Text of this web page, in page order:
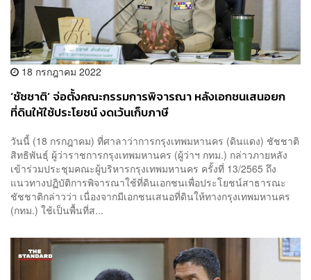
18 กรกฎาคม 2022
‘ชัชชาติ’ จ่อตั้งคณะกรรมการพิจารณา หลังเอกชนเสนอยก
ที่ดินให้ใช้ประโยชน์ งดเว้นเก็บภาษี
วันนี้ (18 กรกฎาคม) ที่ศาลาว่าการกรุงเทพมหานคร (ดินแดง) ชัชชาติ
สิทธิพันธุ์ ผู้ว่าราชการกรุงเทพมหานคร (ผู้ว่าฯ กทม.) กล่าวภายหลัง
เข้าร่วมประชุมคณะผู้บริหารกรุงเทพมหานคร ครั้งที่ 13/2565 ถึง
แนวทางปฏิบัติการพิจารณาใช้ที่ดินเอกชนเพื่อประโยชน์สาธารณะ
ชัชชาติกล่าวว่า เนื่องจากมีเอกชนเสนอที่ดินให้ทางกรุงเทพมหานคร
(กทม.) ใช้เป็นพื้นที่ส...